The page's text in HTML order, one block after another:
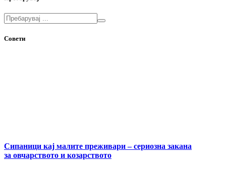
Совети
Сипаници кај малите преживари – сериозна закана
за овчарството и козарството